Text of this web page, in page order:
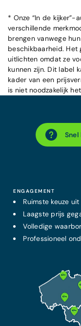
* Onze “In de kijker”-
verschillende
brengen vanwege
beschikbaarheid. Het
uitlichten omdat ze
kunnen zijn. Dit label
kader van een
is niet noodzakelijk
Snel
ENGAGEMENT
Ruimste keuze
Laagste prijs
Volledige
Professioneel